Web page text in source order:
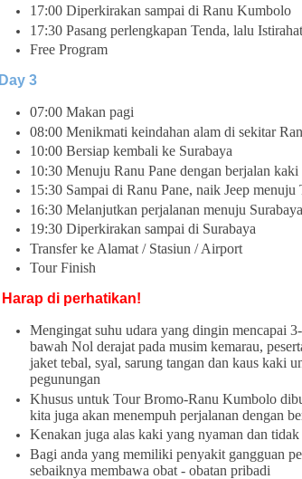
17:00 Diperkirakan sampai di Ranu Kumbolo
17:30 Pasang perlengkapan Tenda, lalu Istirahat
Free Program
Day 3
07:00 Makan pagi
08:00 Menikmati keindahan alam di sekitar
10:00 Bersiap kembali ke Surabaya
10:30 Menuju Ranu Pane dengan berjalan kaki
15:30 Sampai di Ranu Pane, naik Jeep
16:30 Melanjutkan perjalanan menuju Surabaya
19:30 Diperkirakan sampai di Surabaya
Transfer ke Alamat / Stasiun / Airport
Tour Finish
Harap di perhatikan!
Mengingat suhu udara yang dingin mencapai
bawah Nol derajat pada musim kemarau,
jaket tebal, syal, sarung tangan dan kaus kaki
pegunungan
Khusus untuk Tour Bromo-Ranu Kumbolo
kita juga akan menempuh perjalanan dengan
Kenakan juga alas kaki yang nyaman dan
Bagi anda yang memiliki penyakit gangguan
sebaiknya membawa obat - obatan pribadi